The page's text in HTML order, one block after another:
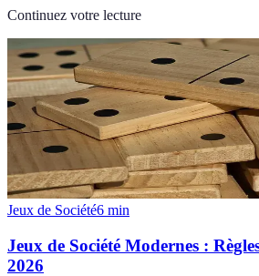
Continuez votre lecture
Jeux de Société6 min
Jeux de Société Modernes :
2026